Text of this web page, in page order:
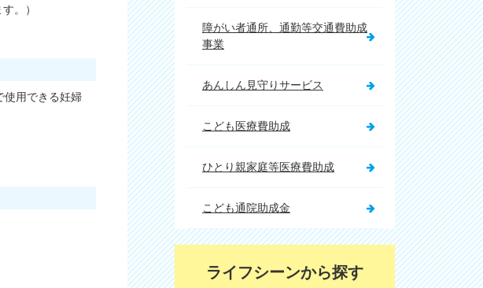
。）
使用できる妊婦
障がい者通所、通勤等交通費助成
事業
あんしん見守りサービス
こども医療費助成
ひとり親家庭等医療費助成
こども通院助成金
ライフシーンから探す